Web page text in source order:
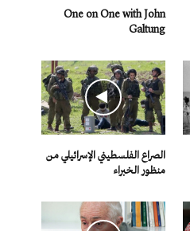
One on One with John
Galtung
الصراع الفلسطيني الإسرائيلي من
منظور الخبراء